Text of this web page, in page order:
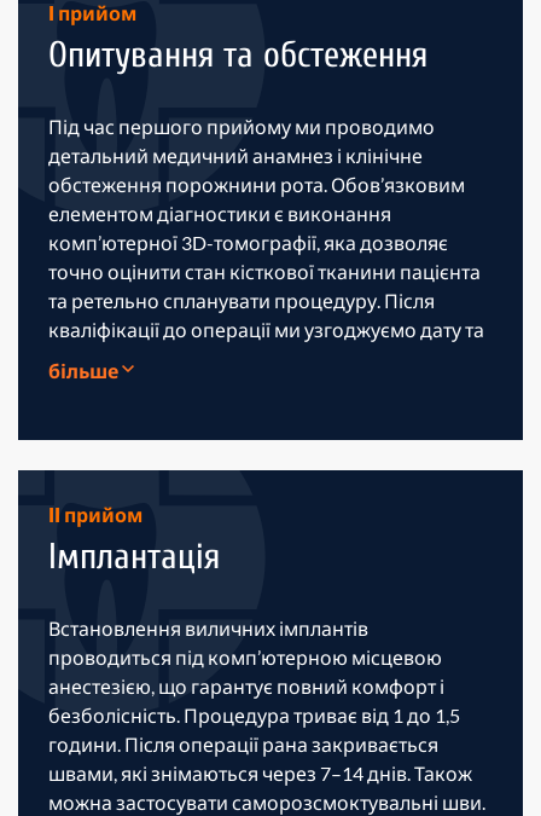
I прийом
Опитування та обстеження
Під час першого прийому ми проводимо
детальний медичний анамнез і клінічне
обстеження порожнини рота. Обов’язковим
елементом діагностики є виконання
комп’ютерної 3D-томографії, яка дозволяє
точно оцінити стан кісткової тканини пацієнта
та ретельно спланувати процедуру. Після
кваліфікації до операції ми узгоджуємо дату та
надаємо передопераційні рекомендації.
більше
II прийом
Імплантація
Встановлення виличних імплантів
проводиться під комп’ютерною місцевою
анестезією, що гарантує повний комфорт і
безболісність. Процедура триває від 1 до 1,5
години. Після операції рана закривається
швами, які знімаються через 7–14 днів. Також
можна застосувати саморозсмоктувальні шви.